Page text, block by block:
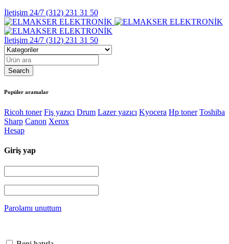
İletişim 24/7 (312) 231 31 50
İletişim 24/7 (312) 231 31 50
Popüler aramalar
Ricoh toner Fiş yazıcı Drum Lazer yazıcı Kyocera Hp toner Toshiba
Sharp Canon Xerox
Hesap
Giriş yap
Parolamı unuttum